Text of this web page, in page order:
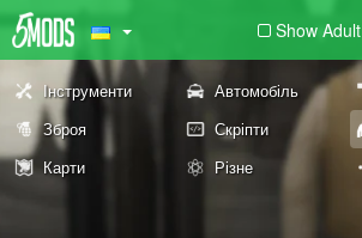
Show Adult
Інструменти Автомобіль
Зброя
Скріпти
Карти
Різне